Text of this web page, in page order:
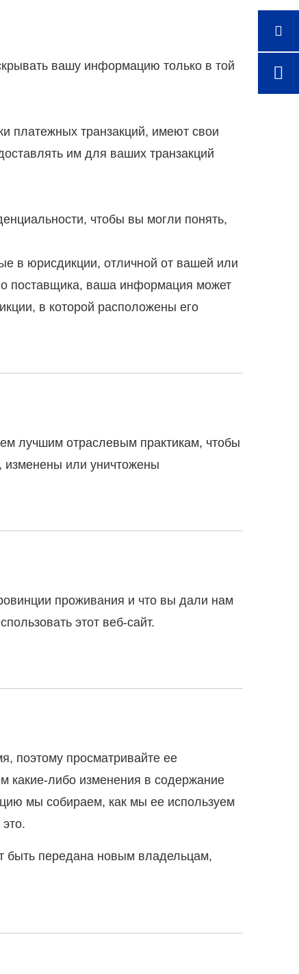
вашу информацию только в той
платежных транзакций, имеют свои
им для ваших транзакций
чтобы вы могли понять,
в юрисдикции, отличной от вашей или
поставщика, ваша информация может
в которой расположены его
лучшим отраслевым практикам, чтобы
изменены или уничтожены
проживания и что вы дали нам
этот веб-сайт.
поэтому просматривайте ее
какие-либо изменения в содержание
мы собираем, как мы ее используем
быть передана новым владельцам,